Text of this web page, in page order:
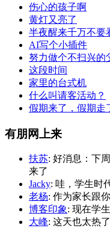
伤心的孩子啊
黄灯又亮了
半夜醒来千万不要
AI写个小插件
努力做个不扫兴的
这段时间
家里的台式机
什么叫请客活动？
假期来了，假期走
有朋网上来
扶苏: 好消息：下
来了
Jacky: 哇，学生时
老杨: 作为家长跟
博客印象: 现在学
大峰: 这天也太热